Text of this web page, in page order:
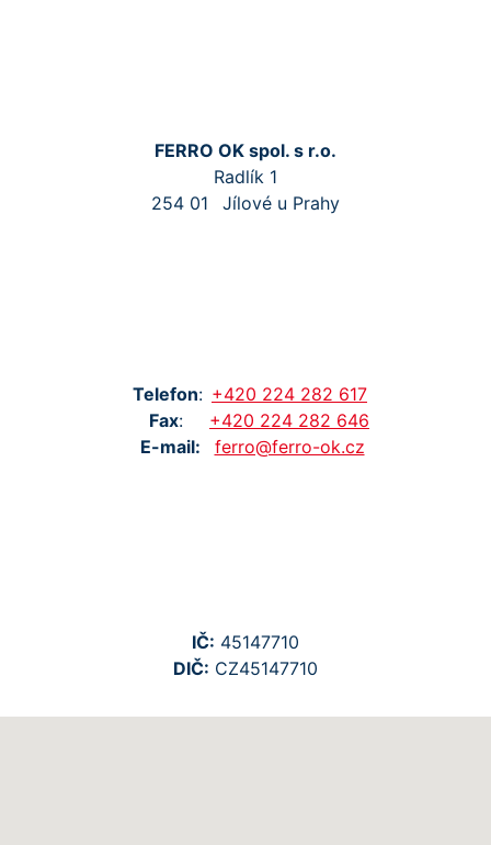
FERRO OK spol. s r.o.
Radlík 1
254 01
Jílové u Prahy
Telefon: +420 224 282 617
Fax: +420 224 282 646
E-mail:
ferro@ferro-ok.cz
IČ: 45147710
DIČ: CZ45147710